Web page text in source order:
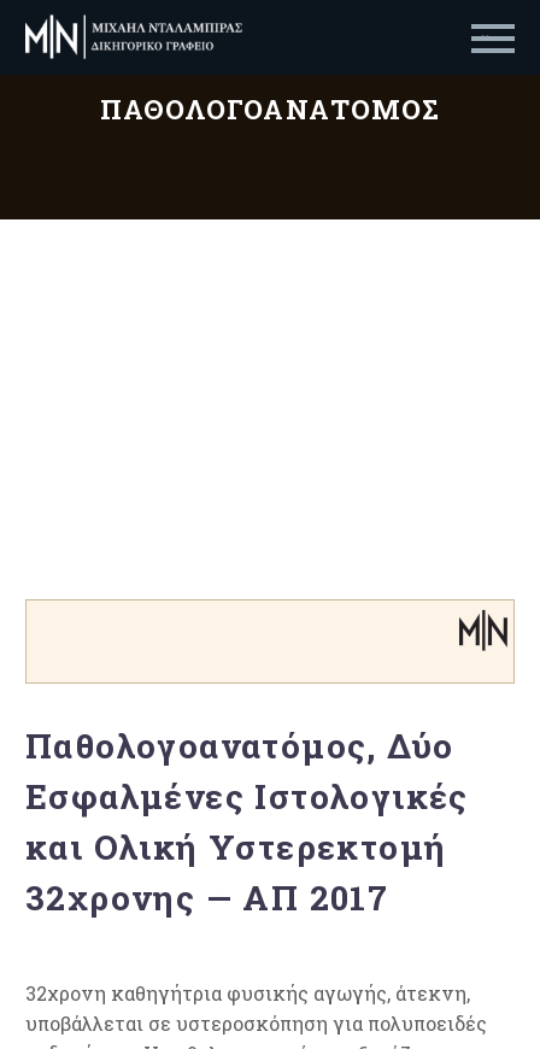
Primary Menu
ΠΑΘΟΛΟΓΟΑΝΑΤΌΜΟΣ
Παθολογοανατόμος, Δύο
Εσφαλμένες Ιστολογικές
και Ολική Υστερεκτομή
32χρονης — ΑΠ 2017
32χρονη καθηγήτρια φυσικής αγωγής, άτεκνη,
υποβάλλεται σε υστεροσκόπηση για πολυποειδές